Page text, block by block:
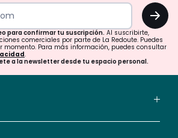
para
confirmar
tu
suscripción.
aceptas
OK
para confirmar tu suscripción. Al suscribirte,
comerciales por parte de La Redoute. Puedes
momento. Para más información, puedes consultar
.
a la newsletter desde tu espacio personal.